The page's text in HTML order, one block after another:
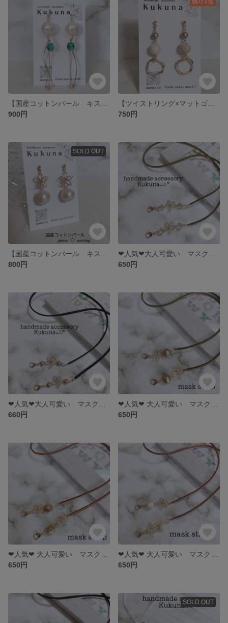
900円
750円
SOLD OUT
800円
650円
660円
650円
650円
650円
SOLD OUT